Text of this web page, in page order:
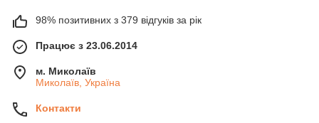
98% позитивних з 379 відгуків за рік
Працює з 23.06.2014
м. Миколаїв
Миколаїв, Україна
Контакти